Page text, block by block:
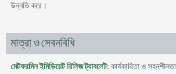
উন্নতি করে।
মাত্রা ও সেবনবিধি
মেটফরমিন ইমিডিয়েট রিলিজ ট্যাবলেট: কার্যকারিতা ও